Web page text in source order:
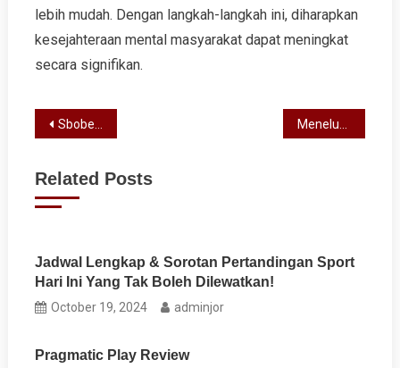
lebih mudah. Dengan langkah-langkah ini, diharapkan
kesejahteraan mental masyarakat dapat meningkat
secara signifikan.
Post
Sbobet Review
Related Posts
Jadwal Lengkap & Sorotan Pertandingan Sport
Hari Ini Yang Tak Boleh Dilewatkan!
October 19, 2024 adminjor
Pragmatic Play Review